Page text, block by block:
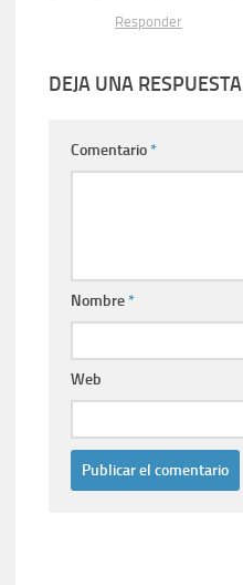
Responder
DEJA UNA RESPUESTA
Comentario*
Nombre*
Web